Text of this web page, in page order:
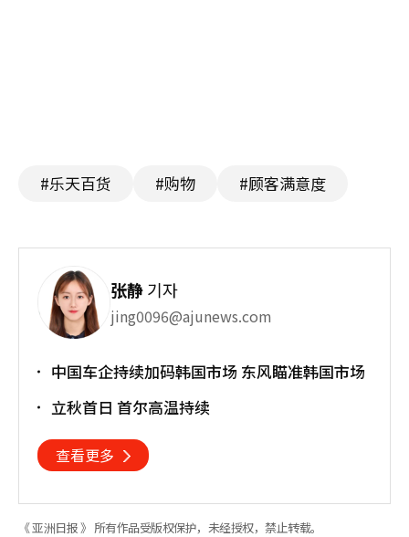
#乐天百货 #购物 #顾客满意度
张静기자
jing0096@ajunews.com
中国车企持续加码韩国市场 东风瞄准韩国市场
立秋首日 首尔高温持续
查看更多
《 亚洲日报 》 所有作品受版权保护，未经授权，禁止转载。